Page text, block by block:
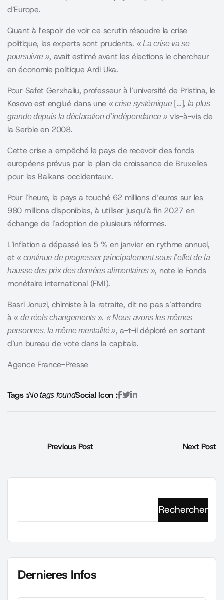
d’Europe.
Quant à l’espoir de voir ce scrutin résoudre la crise
politique, les experts sont prudents. « La crise va se
poursuivre », avait estimé avant les élections le chercheur
en économie politique Ardi Uka.
Pour Safet Gerxhaliu, professeur à l’université de Pristina, le
Kosovo est englué dans une « crise systémique […], la plus
grande depuis la déclaration d’indépendance »vis-à-vis de
la Serbie en 2008.
Cette crise a empêché le pays de recevoir des fonds
européens prévus par le plan de croissance de Bruxelles
pour les Balkans occidentaux.
Pour l’heure, le pays a touché 62 millions d’euros sur les
980 millions disponibles, à utiliser jusqu’à fin 2027 en
échange de l’adoption de plusieurs réformes.
L’inflation a dépassé les 5 % en janvier en rythme annuel,
et« continue de progresser principalement sous l’effet de la
hausse des prix des denrées alimentaires », note le Fonds
monétaire international (FMI).
Basri Jonuzi, chimiste à la retraite, dit ne pas s’attendre
à« de réels changements ». « Nous avons les mêmes
personnes, la même mentalité », a-t-il déploré en sortant
d’un bureau de vote dans la capitale.
Agence France-Presse
Tags :No tags foundSocial Icon :
Previous Post Next Post
Rechercher
Dernieres Infos